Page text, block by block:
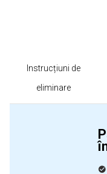
Instrucțiuni de
eliminare